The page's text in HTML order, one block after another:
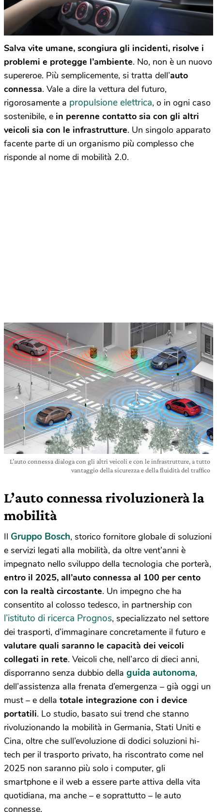
Salva vite umane, scongiura gli incidenti, risolve i
problemi e protegge l’ambiente. No, non è un nuovo
supereroe. Più semplicemente, si tratta dell’auto
connessa. Vale a dire la vettura del futuro,
rigorosamente a propulsione elettrica, o in ogni caso
sostenibile, e in perenne contatto sia con gli altri
veicoli sia con le infrastrutture. Un singolo apparato
facente parte di un organismo più complesso che
risponde al nome di mobilità 2.0.
L’auto connessa dialoga con gli altri veicoli e con le infrastrutture, a tutto
vantaggio della sicurezza e della fluidità del traffico
L’auto connessa rivoluzionerà la
mobilità
Il Gruppo Bosch, storico fornitore globale di soluzioni
e servizi legati alla mobilità, da oltre vent’anni è
impegnato nello sviluppo della tecnologia che porterà,
entro il 2025, all’auto connessa al 100 per cento
con la realtà circostante. Un impegno che ha
consentito al colosso tedesco, in partnership con
l’istituto di ricerca Prognos, specializzato nel settore
dei trasporti, d’immaginare concretamente il futuro e
valutare quali saranno le capacità dei veicoli
collegati in rete. Veicoli che, nell’arco di dieci anni,
disporranno senza dubbio della guida autonoma,
dell’assistenza alla frenata d’emergenza – già oggi un
must – e della totale integrazione con i device
portatili. Lo studio, basato sui trend che stanno
rivoluzionando la mobilità in Germania, Stati Uniti e
Cina, oltre che sull’evoluzione di dodici soluzioni hi-
tech per il trasporto privato, ha riscontrato come nel
2025 non saranno più solo i computer, gli
smartphone e il web a essere parte attiva della vita
quotidiana, ma anche – e soprattutto – le auto
connesse.